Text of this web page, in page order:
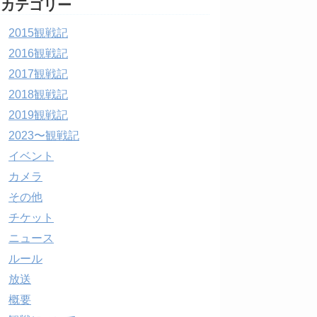
カテゴリー
2015観戦記
2016観戦記
2017観戦記
2018観戦記
2019観戦記
2023〜観戦記
イベント
カメラ
その他
チケット
ニュース
ルール
放送
概要